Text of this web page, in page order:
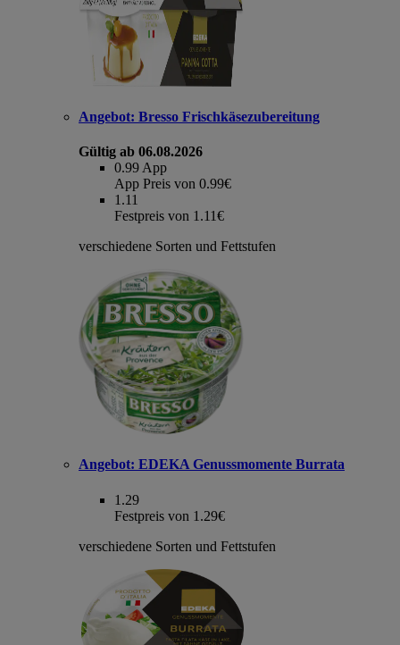
Angebot: Bresso Frischkäsezubereitung
Gültig ab 06.08.2026
0.99 App
App Preis von 0.99€
1.11
Festpreis von 1.11€
verschiedene Sorten und Fettstufen
Angebot: EDEKA Genussmomente Burrata
1.29
Festpreis von 1.29€
verschiedene Sorten und Fettstufen